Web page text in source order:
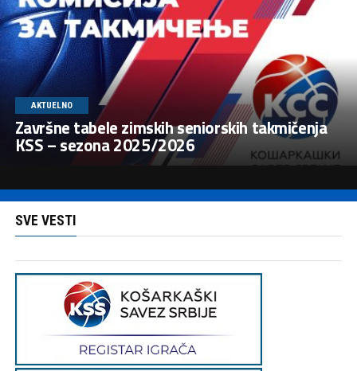
AKTUELNO
Završne tabele zimskih seniorskih takmičenja
KSS – sezona 2025/2026
SVE VESTI